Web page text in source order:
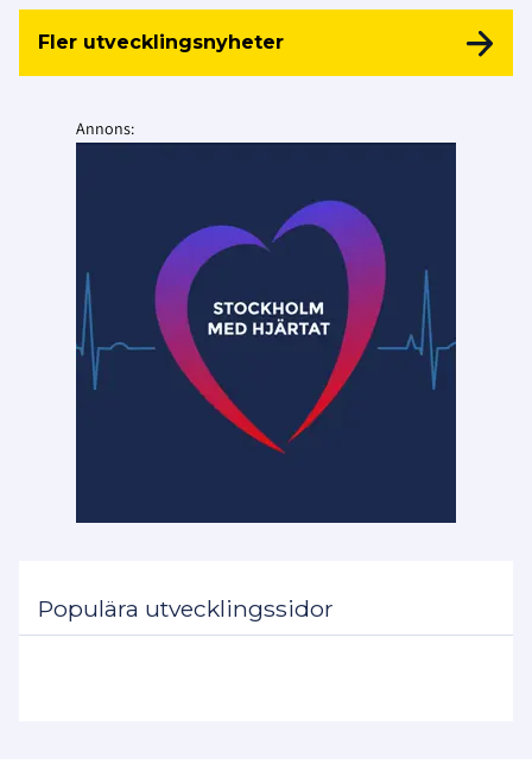
Fler utvecklingsnyheter
Annons:
Populära utvecklingssidor